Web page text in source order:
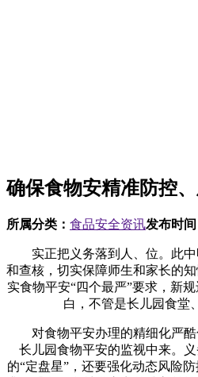
确保食物安精准防控
所属分类： 食品安全资讯发布时间
实正把义务落到人、位。此中
和查核，切实保障师生和家长的
实食物平安“四个最严”要求，新
白，不管是长儿园食堂
对食物平安办理的精细化严酷
长儿园食物平安的监视中来。
的“定盘星”，还要强化动态风险